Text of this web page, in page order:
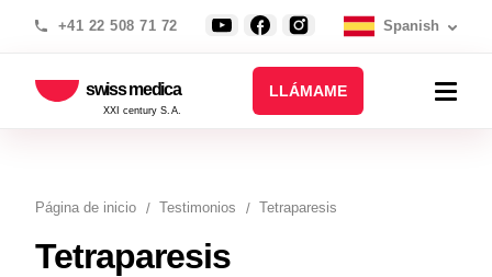
+41 22 508 71 72 Spanish
swiss medica
XXI century S.A.
LLÁMAME
Página de inicio Testimonios Tetraparesis
Tetraparesis